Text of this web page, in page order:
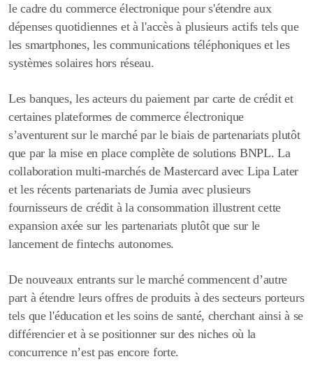
le cadre du commerce électronique pour s'étendre aux
dépenses quotidiennes et à l'accès à plusieurs actifs tels que
les smartphones, les communications téléphoniques et les
systèmes solaires hors réseau.
Les banques, les acteurs du paiement par carte de crédit et
certaines plateformes de commerce électronique
s’aventurent sur le marché par le biais de partenariats plutôt
que par la mise en place complète de solutions BNPL. La
collaboration multi-marchés de Mastercard avec Lipa Later
et les récents partenariats de Jumia avec plusieurs
fournisseurs de crédit à la consommation illustrent cette
expansion axée sur les partenariats plutôt que sur le
lancement de fintechs autonomes.
De nouveaux entrants sur le marché commencent d’autre
part à étendre leurs offres de produits à des secteurs porteurs
tels que l'éducation et les soins de santé, cherchant ainsi à se
différencier et à se positionner sur des niches où la
concurrence n’est pas encore forte.